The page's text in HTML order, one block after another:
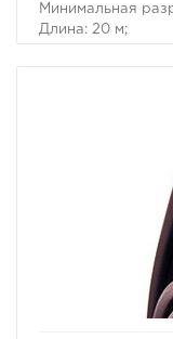
Минимальная
Длина: 20 м;